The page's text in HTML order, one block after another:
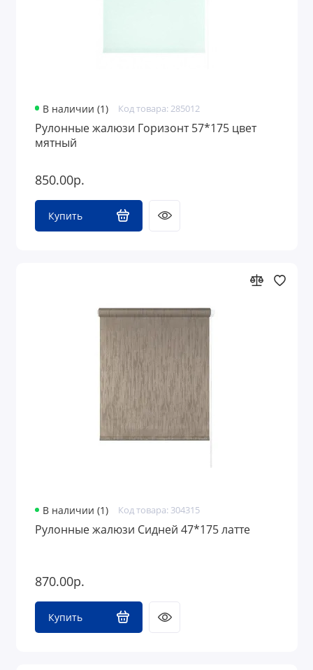
В наличии (1) Код товара: 285012
Рулонные жалюзи Горизонт 57*175 цвет
мятный
850.00р.
Купить
В наличии (1) Код товара: 304315
Рулонные жалюзи Сидней 47*175 латте
870.00р.
Купить